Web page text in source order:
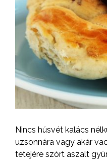
Nincs húsvét kalács
uzsonnára vagy akár
tetejére szórt aszalt